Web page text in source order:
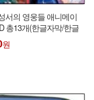
서의 영웅들 애니메이
총13개(한글자막/한글